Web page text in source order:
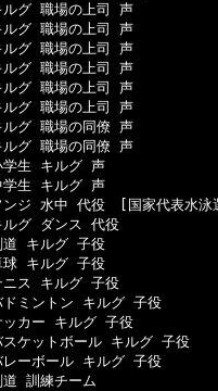
職場の上司 声
職場の上司 声
職場の上司 声
職場の上司 声
職場の上司 声
職場の上司 声
職場の同僚 声
職場の同僚 声
キルグ 声
キルグ 声
中 代役　[国家代表水泳
ダンス 代役
キルグ 子役
キルグ 子役
キルグ 子役
ントン キルグ 子役
ー キルグ 子役
トボール キルグ 子役
ボール キルグ 子役
練チーム